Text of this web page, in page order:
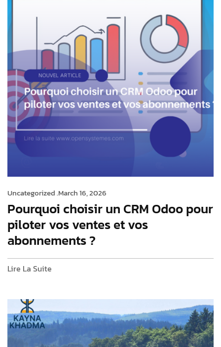
Uncategorized .March 16, 2026
Pourquoi choisir un CRM Odoo pour
piloter vos ventes et vos
abonnements ?
Lire La Suite